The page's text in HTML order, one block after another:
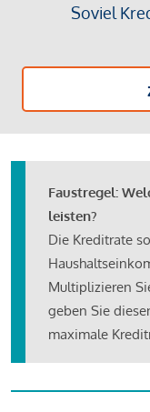
Soviel
Faustregel:
leisten?
Die Kreditrate
Multiplizieren
geben Sie
maximale